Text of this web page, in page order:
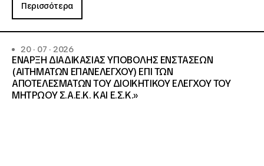
Περισσότερα
20 · 07 · 2026
ΕΝΑΡΞΗ ΔΙΑΔΙΚΑΣΙΑΣ ΥΠΟΒΟΛΗΣ ΕΝΣΤΑΣΕΩΝ
(ΑΙΤΗΜΑΤΩΝ ΕΠΑΝΕΛΕΓΧΟΥ) ΕΠΙ ΤΩΝ
ΑΠΟΤΕΛΕΣΜΑΤΩΝ ΤΟΥ ΔΙΟΙΚΗΤΙΚΟΥ ΕΛΕΓΧΟΥ ΤΟΥ
ΜΗΤΡΩΟΥ Σ.Α.Ε.Κ. ΚΑΙ Ε.Σ.Κ.»